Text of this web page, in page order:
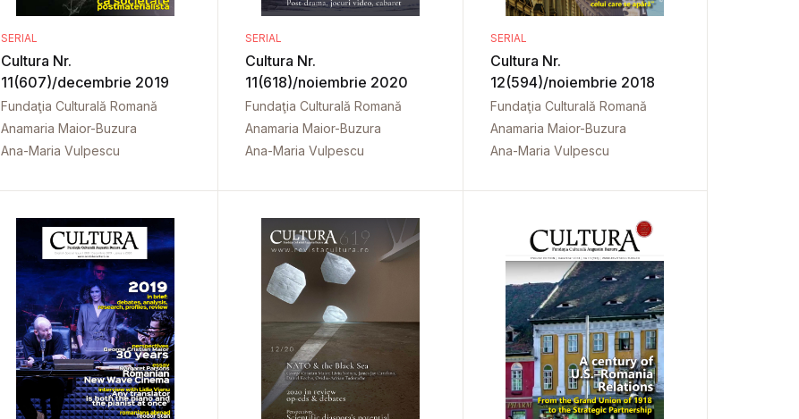
SERIAL
Cultura Nr.
11(607)/decembrie 2019
Fundaţia Culturală Romană
Anamaria Maior-Buzura
Ana-Maria Vulpescu
SERIAL
Cultura Nr.
11(618)/noiembrie 2020
Fundaţia Culturală Romană
Anamaria Maior-Buzura
Ana-Maria Vulpescu
SERIAL
Cultura Nr.
12(594)/noiembrie 2018
Fundaţia Culturală Romană
Anamaria Maior-Buzura
Ana-Maria Vulpescu